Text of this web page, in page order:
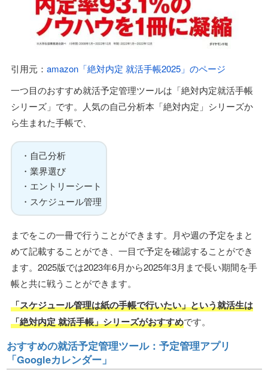
引用元： amazon「絶対内定 就活手帳2025」のページ
一つ目のおすすめ就活予定管理ツールは「絶対内定就活手帳
シリーズ」です。人気の自己分析本「絶対内定」シリーズか
ら生まれた手帳で、
・自己分析
・業界選び
・エントリーシート
・スケジュール管理
までをこの一冊で行うことができます。月や週の予定をまと
めて記載することができ、一目で予定を確認することができ
ます。2025版では2023年6月から2025年3月まで長い期間を手
帳と共に戦うことができます。
「スケジュール管理は紙の手帳で行いたい」という就活生は
「絶対内定 就活手帳」シリーズがおすすめです。
おすすめの就活予定管理ツール：予定管理アプリ
「Googleカレンダー」